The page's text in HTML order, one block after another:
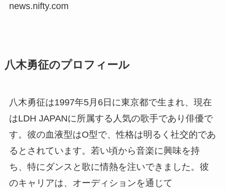
news.nifty.com
八木勇征のプロフィール
八木勇征は1997年5月6日に東京都で生まれ、現在
はLDH JAPANに所属する人気の歌手であり俳優で
す。彼の血液型はO型で、性格は明るく社交的であ
るとされています。若い頃から音楽に興味を持
ち、特にダンスと歌に情熱を注いできました。彼
のキャリアは、オーディションを通じて